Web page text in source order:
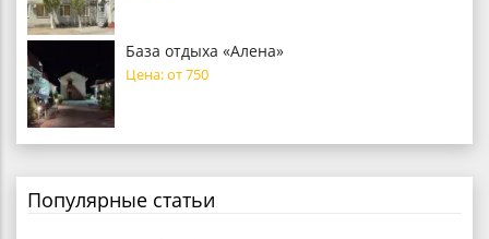
База отдыха «Алена»
Цена: от 750
Популярные статьи